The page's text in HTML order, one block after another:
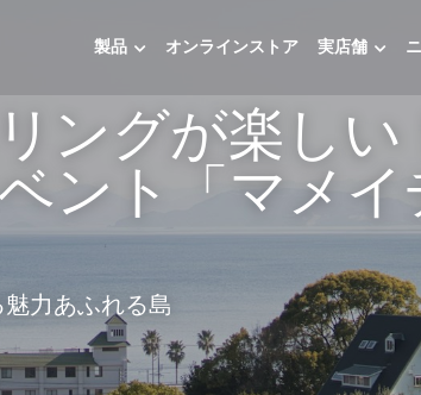
製品 オンラインストア 実店舗
ングが楽しい
ント「マメイ
力あふれる島